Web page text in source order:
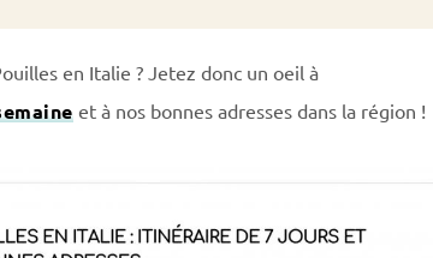
en Italie ? Jetez donc un oeil à
et à nos bonnes adresses dans la région !